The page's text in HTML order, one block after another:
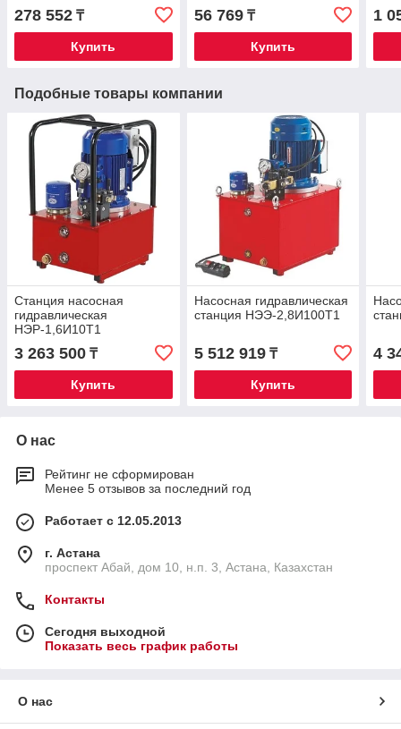
278 552 ₸
Купить
56 769₸
Купить
1
Подобные товары компании
Станция насосная
гидравлическая
НЭР-1,6И10Т1
3 263 500 ₸
Купить
Насосная гидравлическая
станция НЭЭ-2,8И100Т1
5 512 919₸
Купить
4
О нас
Рейтинг не сформирован
Менее 5 отзывов за последний год
Работает с 12.05.2013
г. Астана
проспект Абай, дом 10, н.п. 3, Астана, Казахстан
Контакты
Сегодня выходной
Показать весь график работы
О нас